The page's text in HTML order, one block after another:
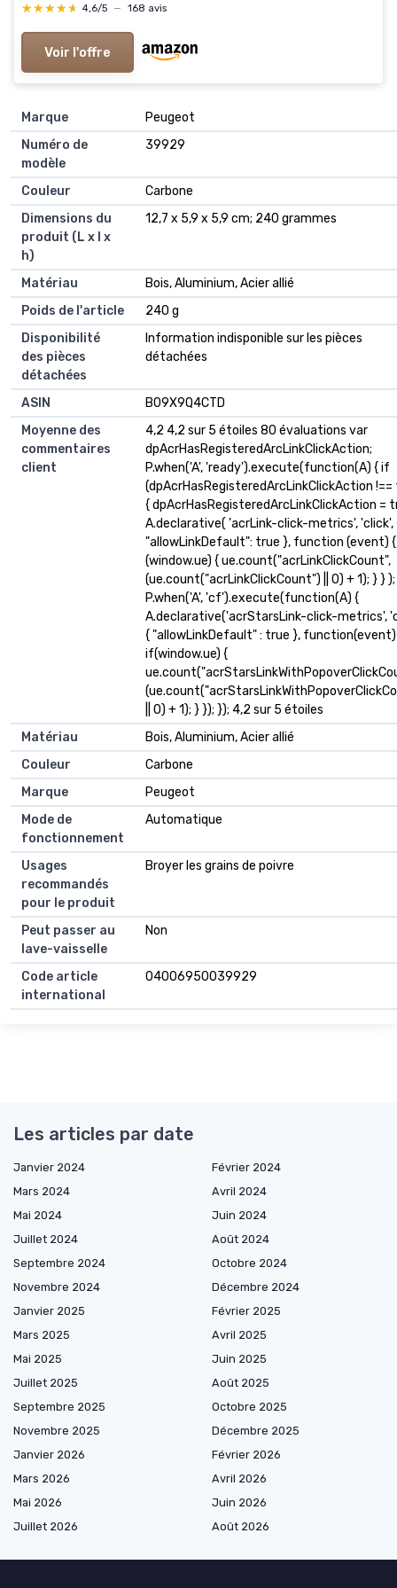
★★★★★
★★★★★ 4,6/5 — 168 avis
Voir l'offre
Marque
‎Peugeot
Numéro de
modèle
‎39929
Couleur
‎Carbone
Dimensions du
produit (L x l x
h)
‎12,7 x 5,9 x 5,9 cm; 240 grammes
Matériau
‎Bois, Aluminium, Acier allié
Poids de l'article
‎240 g
Disponibilité
des pièces
détachées
‎Information indisponible sur les pièces
détachées
ASIN
B09X9Q4CTD
Moyenne des
commentaires
client
4,2 4,2 sur 5 étoiles 80 évaluations var
dpAcrHasRegisteredArcLinkClickAction;
P.when('A', 'ready').execute(function(A) { if
(dpAcrHasRegisteredArcLinkClickAction !==
{ dpAcrHasRegisteredArcLinkClickAction =
A.declarative( 'acrLink-click-metrics', 'click',
"allowLinkDefault": true }, function (event)
(window.ue) { ue.count("acrLinkClickCount",
(ue.count("acrLinkClickCount") || 0) + 1); } }
P.when('A', 'cf').execute(function(A) {
A.declarative('acrStarsLink-click-metrics',
{ "allowLinkDefault" : true },
if(window.ue) {
|| 0) + 1); } }); }); 4,2 sur 5 étoiles
Matériau
Bois, Aluminium, Acier allié
Couleur
Carbone
Marque
Peugeot
Mode de
fonctionnement
Automatique
Usages
recommandés
pour le produit
Broyer les grains de poivre
Peut passer au
lave-vaisselle
Non
Code article
international
04006950039929
Les articles par date
Janvier 2024
Février 2024
Mars 2024
Avril 2024
Mai 2024
Juin 2024
Juillet 2024
Août 2024
Septembre 2024
Octobre 2024
Novembre 2024
Décembre 2024
Janvier 2025
Février 2025
Mars 2025
Avril 2025
Mai 2025
Juin 2025
Juillet 2025
Août 2025
Septembre 2025
Octobre 2025
Novembre 2025
Décembre 2025
Janvier 2026
Février 2026
Mars 2026
Avril 2026
Mai 2026
Juin 2026
Juillet 2026
Août 2026